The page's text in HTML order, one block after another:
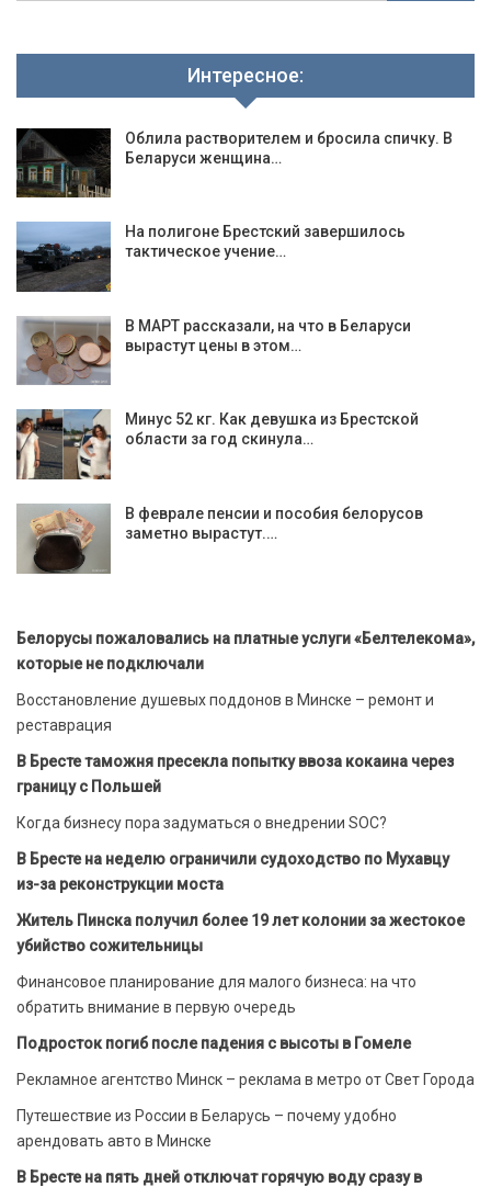
Интересное:
Облила растворителем и бросила спичку. В
Беларуси женщина…
На полигоне Брестский завершилось
тактическое учение…
В МАРТ рассказали, на что в Беларуси
вырастут цены в этом…
Минус 52 кг. Как девушка из Брестской
области за год скинула…
В феврале пенсии и пособия белорусов
заметно вырастут.…
Белорусы пожаловались на платные услуги «Белтелекома»,
которые не подключали
Восстановление душевых поддонов в Минске – ремонт и
реставрация
В Бресте таможня пресекла попытку ввоза кокаина через
границу с Польшей
Когда бизнесу пора задуматься о внедрении SOC?
В Бресте на неделю ограничили судоходство по Мухавцу
из-за реконструкции моста
Житель Пинска получил более 19 лет колонии за жестокое
убийство сожительницы
Финансовое планирование для малого бизнеса: на что
обратить внимание в первую очередь
Подросток погиб после падения с высоты в Гомеле
Рекламное агентство Минск – реклама в метро от Свет Города
Путешествие из России в Беларусь – почему удобно
арендовать авто в Минске
В Бресте на пять дней отключат горячую воду сразу в